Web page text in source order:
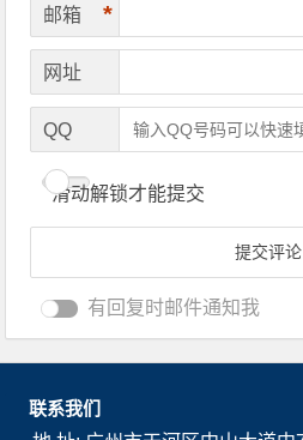
邮箱 *
网址
QQ
滑动解锁才能提交
有回复时邮件通知我
联系我们